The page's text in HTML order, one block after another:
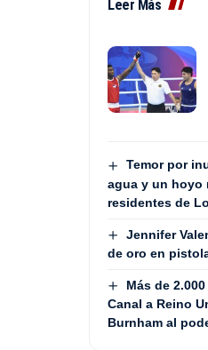
Leer Más
Temor por
agua y un hoyo
residentes de
Jennifer
de oro en
Más de
Canal a Reino
Burnham al